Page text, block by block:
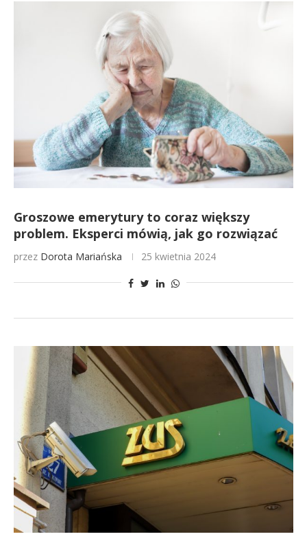
Groszowe emerytury to coraz większy
problem. Eksperci mówią, jak go rozwiązać
przez Dorota Mariańska 25 kwietnia 2024